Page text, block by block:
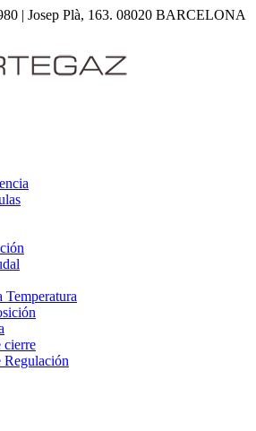
| Josep Plà, 163. 08020 BARCELONA
Temperatura
cierre